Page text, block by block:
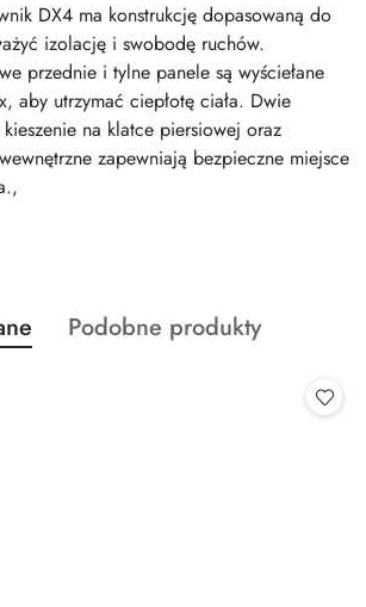
DX4 ma konstrukcję dopasowaną do
izolację i swobodę ruchów.
przednie i tylne panele są wyściełane
aby utrzymać ciepłotę ciała. Dwie
na klatce piersiowej oraz
zapewniają bezpieczne miejsce
produktów
Produkty
Podobne produkty